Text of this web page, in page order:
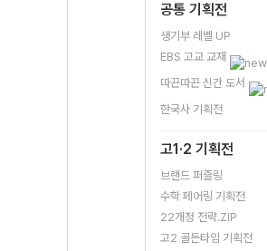
공통 기획전
생기부 레벨 UP
EBS 고교 교재
따끈따끈 신간 도서
한국사 기획전
고1·2 기획전
브랜드 퍼즐링
수학 페어링 기획전
22개정 전략.ZIP
고2 골든타임 기획전